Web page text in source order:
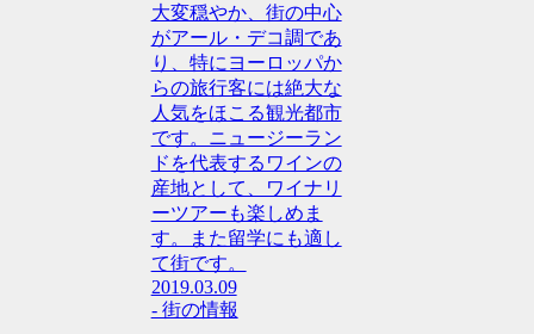
大変穏やか、街の中心
がアール・デコ調であ
り、特にヨーロッパか
らの旅行客には絶大な
人気をほこる観光都市
です。ニュージーラン
ドを代表するワインの
産地として、ワイナリ
ーツアーも楽しめま
す。また留学にも適し
て街です。
2019.03.09
- 街の情報